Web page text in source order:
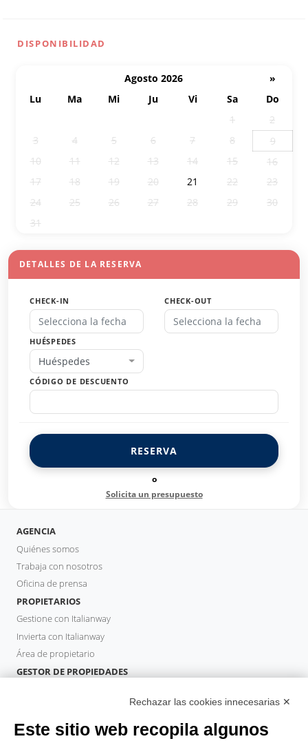
DISPONIBILIDAD
Agosto 2026
»
Lu
Ma Mi Ju Vi Sa
Do
1
2
3
4 5 6 7 8
9
10
11 12 13 14 15
16
17
18 19 20 21 22
23
24
25 26 27 28 29
30
31
DETALLES DE LA RESERVA
CHECK-IN CHECK-OUT
HUÉSPEDES
Huéspedes
CÓDIGO DE DESCUENTO
RESERVA
o
Solicita un presupuesto
AGENCIA
Quiénes somos
Trabaja con nosotros
Oficina de prensa
PROPIETARIOS
Gestione con Italianway
Invierta con Italianway
Área de propietario
GESTOR DE PROPIEDADES
HUÉSPEDES
Rechazar las cookies innecesarias ✕
Este sitio web recopila algunos